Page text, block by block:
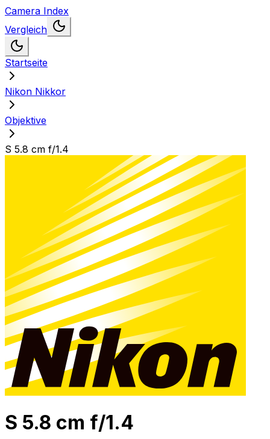
Camera Index
Vergleich
Startseite
Nikon Nikkor
Objektive
S 5.8 cm f/1.4
S 5.8 cm f/1.4